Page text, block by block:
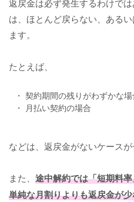
返戻金は必ず発生するわけで
は、ほとんど戻らない、ある
ます。
たとえば、
・ 契約期間の残りがわずかな場
・ 月払い契約の場合
などは、返戻金がないケースが
また、 途中解約では「短期料
単純な月割りよりも返戻金が